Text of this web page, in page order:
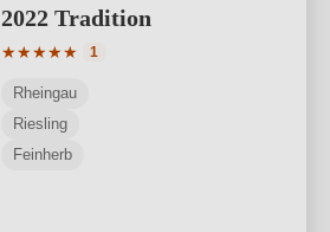
2022 Tradition
★★★★★
Durchschnittliche Bewertung von 5
1
Rheingau
Riesling
Feinherb